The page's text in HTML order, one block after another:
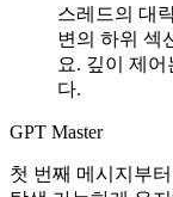
스레드의 대
변의 하위 섹
요. 깊이 제
다.
GPT Master
첫 번째 메시지부